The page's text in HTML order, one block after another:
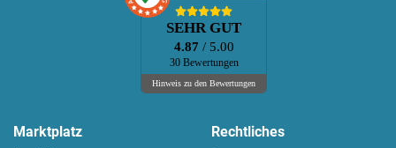
SEHR GUT
4.87 / 5.00
30 Bewertungen
Hinweis zu den Bewertungen
Marktplatz Rechtliches